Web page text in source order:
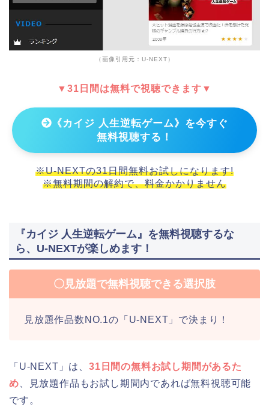
（画像引用元：U-NEXT）
▼31日間は無料で視聴できます▼
《カイジ 人生逆転ゲーム》を今すぐ
無料視聴する！
※U-NEXTの31日間無料お試しになります!
※無料期間の解約で、料金かかりません
『カイジ 人生逆転ゲーム』を無料視聴するな
ら、U-NEXTが楽しめます！
〇見放題で無料視聴できる選択肢
見放題作品数NO.1の「U-NEXT」で決まり！
「U-NEXT」は、 31日間の無料お試し期間があるた
め 、見放題作品もお試し期間内であれば無料視聴可能
です。